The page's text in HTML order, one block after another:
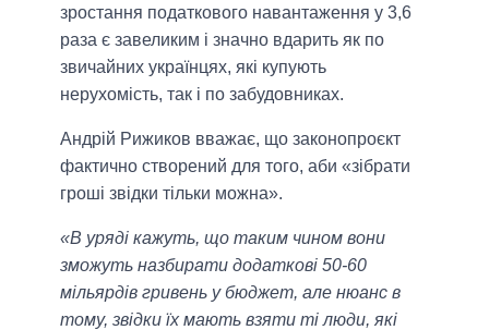
зростання податкового навантаження у 3,6
раза є завеликим і значно вдарить як по
звичайних українцях, які купують
нерухомість, так і по забудовниках.
Андрій Рижиков вважає, що законопроєкт
фактично створений для того, аби «зібрати
гроші звідки тільки можна».
«В уряді кажуть, що таким чином вони
зможуть назбирати додаткові 50-60
мільярдів гривень у бюджет, але нюанс в
тому, звідки їх мають взяти ті люди, які